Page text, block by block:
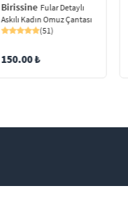
Birissine Fular Detaylı
Askılı Kadın Omuz Çantası
(51)
150.00 ₺